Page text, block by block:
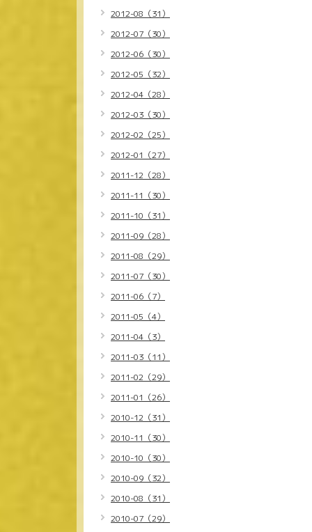
2012-08（31）
2012-07（30）
2012-06（30）
2012-05（32）
2012-04（28）
2012-03（30）
2012-02（25）
2012-01（27）
2011-12（28）
2011-11（30）
2011-10（31）
2011-09（28）
2011-08（29）
2011-07（30）
2011-06（7）
2011-05（4）
2011-04（3）
2011-03（11）
2011-02（29）
2011-01（26）
2010-12（31）
2010-11（30）
2010-10（30）
2010-09（32）
2010-08（31）
2010-07（29）